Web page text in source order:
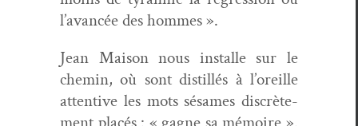
l’a­vancée des hommes ».
Jean Mai­son nous installe sur le
chemin, où sont dis­til­lés à l’or­eille
atten­tive les mots sésames dis­crète­